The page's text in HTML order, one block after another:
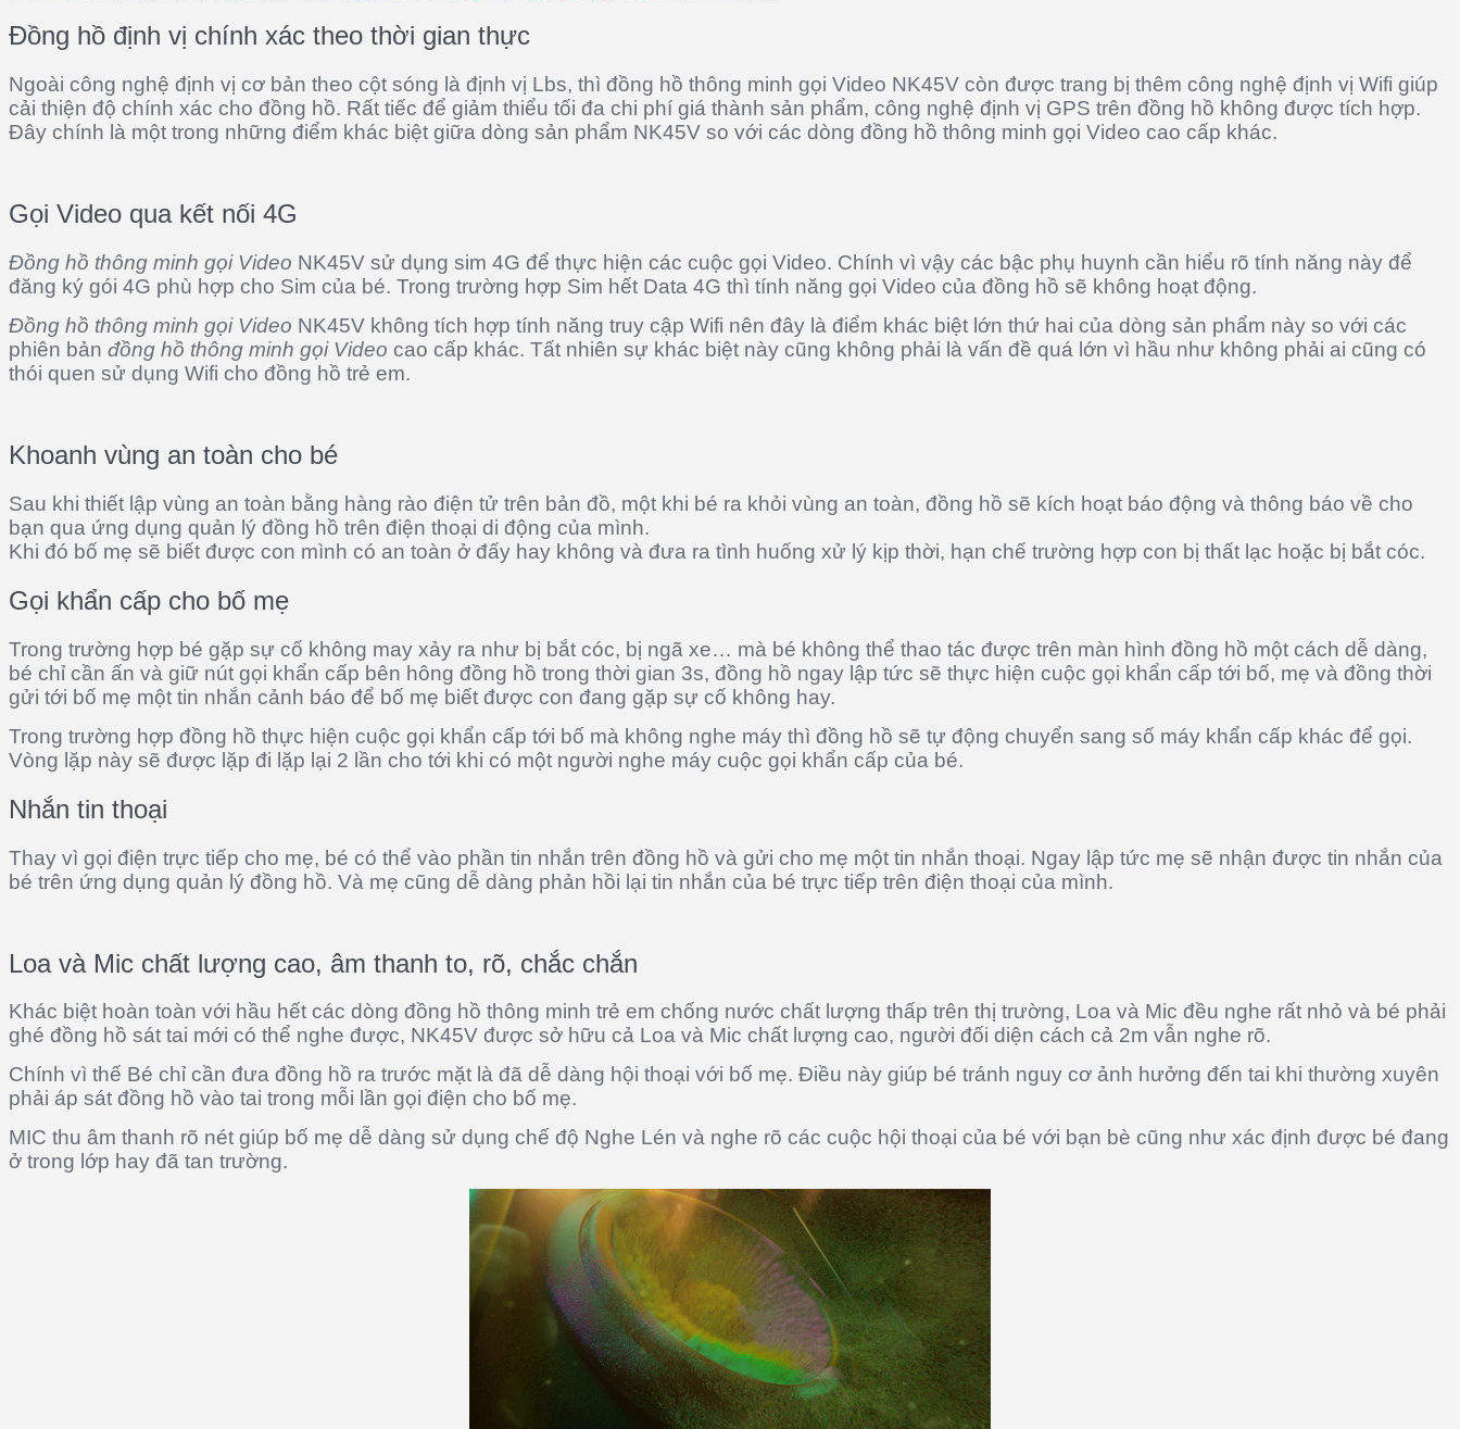
Đồng hồ định vị chính xác theo thời gian thực
Ngoài công nghệ định vị cơ bản theo cột sóng là định vị Lbs, thì đồng hồ thông minh gọi Video NK45V còn được trang bị thêm công nghệ định vị Wifi giúp
cải thiện độ chính xác cho đồng hồ. Rất tiếc để giảm thiểu tối đa chi phí giá thành sản phẩm, công nghệ định vị GPS trên đồng hồ không được tích hợp.
Đây chính là một trong những điểm khác biệt giữa dòng sản phẩm NK45V so với các dòng đồng hồ thông minh gọi Video cao cấp khác.
Gọi Video qua kết nối 4G
Đồng hồ thông minh gọi Video NK45V sử dụng sim 4G để thực hiện các cuộc gọi Video. Chính vì vậy các bậc phụ huynh cần hiểu rõ tính năng này để
đăng ký gói 4G phù hợp cho Sim của bé. Trong trường hợp Sim hết Data 4G thì tính năng gọi Video của đồng hồ sẽ không hoạt động.
Đồng hồ thông minh gọi Video NK45V không tích hợp tính năng truy cập Wifi nên đây là điểm khác biệt lớn thứ hai của dòng sản phẩm này so với các
phiên bản đồng hồ thông minh gọi Video cao cấp khác. Tất nhiên sự khác biệt này cũng không phải là vấn đề quá lớn vì hầu như không phải ai cũng có
thói quen sử dụng Wifi cho đồng hồ trẻ em.
Khoanh vùng an toàn cho bé
Sau khi thiết lập vùng an toàn bằng hàng rào điện tử trên bản đồ, một khi bé ra khỏi vùng an toàn, đồng hồ sẽ kích hoạt báo động và thông báo về cho
bạn qua ứng dụng quản lý đồng hồ trên điện thoại di động của mình.
Khi đó bố mẹ sẽ biết được con mình có an toàn ở đấy hay không và đưa ra tình huống xử lý kịp thời, hạn chế trường hợp con bị thất lạc hoặc bị bắt cóc.
Gọi khẩn cấp cho bố mẹ
Trong trường hợp bé gặp sự cố không may xảy ra như bị bắt cóc, bị ngã xe… mà bé không thể thao tác được trên màn hình đồng hồ một cách dễ dàng,
bé chỉ cần ấn và giữ nút gọi khẩn cấp bên hông đồng hồ trong thời gian 3s, đồng hồ ngay lập tức sẽ thực hiện cuộc gọi khẩn cấp tới bố, mẹ và đồng thời
gửi tới bố mẹ một tin nhắn cảnh báo để bố mẹ biết được con đang gặp sự cố không hay.
Trong trường hợp đồng hồ thực hiện cuộc gọi khẩn cấp tới bố mà không nghe máy thì đồng hồ sẽ tự động chuyển sang số máy khẩn cấp khác để gọi.
Vòng lặp này sẽ được lặp đi lặp lại 2 lần cho tới khi có một người nghe máy cuộc gọi khẩn cấp của bé.
Nhắn tin thoại
Thay vì gọi điện trực tiếp cho mẹ, bé có thể vào phần tin nhắn trên đồng hồ và gửi cho mẹ một tin nhắn thoại. Ngay lập tức mẹ sẽ nhận được tin nhắn của
bé trên ứng dụng quản lý đồng hồ. Và mẹ cũng dễ dàng phản hồi lại tin nhắn của bé trực tiếp trên điện thoại của mình.
Loa và Mic chất lượng cao, âm thanh to, rõ, chắc chắn
Khác biệt hoàn toàn với hầu hết các dòng đồng hồ thông minh trẻ em chống nước chất lượng thấp trên thị trường, Loa và Mic đều nghe rất nhỏ và bé phải
ghé đồng hồ sát tai mới có thể nghe được, NK45V được sở hữu cả Loa và Mic chất lượng cao, người đối diện cách cả 2m vẫn nghe rõ.
Chính vì thế Bé chỉ cần đưa đồng hồ ra trước mặt là đã dễ dàng hội thoại với bố mẹ. Điều này giúp bé tránh nguy cơ ảnh hưởng đến tai khi thường xuyên
phải áp sát đồng hồ vào tai trong mỗi lần gọi điện cho bố mẹ.
MIC thu âm thanh rõ nét giúp bố mẹ dễ dàng sử dụng chế độ Nghe Lén và nghe rõ các cuộc hội thoại của bé với bạn bè cũng như xác định được bé đang
ở trong lớp hay đã tan trường.